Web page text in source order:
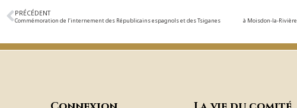
PRÉCÉDENT
Commémoration de l’internement des Républicains espagnols et des Tsiganes à Moisdon-la-Rivière